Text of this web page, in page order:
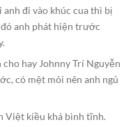
đi vào khúc cua thì bị
anh phát hiện trước
hay Johnny Trí Nguyễn
có mệt mỏi nên anh ngủ
Việt kiều khá bình tĩnh.